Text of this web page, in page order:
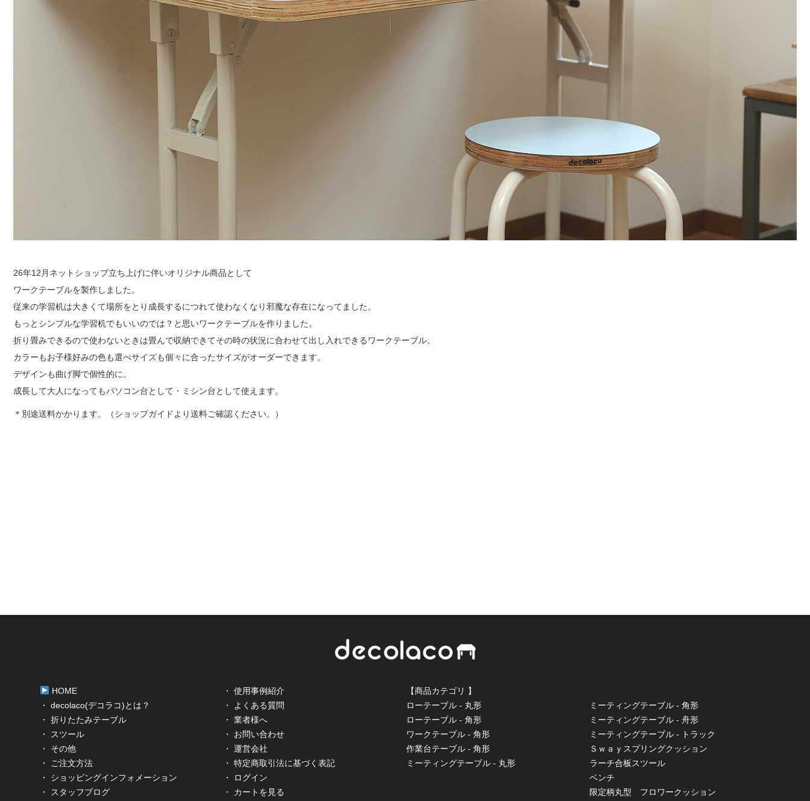
26年12月ネットショップ立ち上げに伴いオリジナル商品として
ワークテーブルを製作しました。
従来の学習机は大きくて場所をとり成長するにつれて使わなくなり邪魔な存在になってました。
もっとシンプルな学習机でもいいのでは？と思いワークテーブルを作りました。
折り畳みできるので使わないときは畳んで収納できてその時の状況に合わせて出し入れできるワークテーブル。
カラーもお子様好みの色も選べサイズも個々に合ったサイズがオーダーできます。
デザインも曲げ脚で個性的に。
成長して大人になってもパソコン台として・ミシン台として使えます。
＊別途送料かかります。（ショップガイドより送料ご確認ください。）
HOME
・ decolaco(デコラコ)とは？
・ 折りたたみテーブル
・ スツール
・ その他
・ ご注文方法
・ ショッピングインフォメーション
・ スタッフブログ
・ 使用事例紹介
・ よくある質問
・ 業者様へ
・ お問い合わせ
・ 運営会社
・ 特定商取引法に基づく表記
・ ログイン
・ カートを見る
【商品カテゴリ 】
ローテーブル - 丸形
ローテーブル - 角形
ワークテーブル - 角形
作業台テーブル - 角形
ミーティングテーブル - 丸形
ミーティングテーブル - 角形
ミーティングテーブル - 舟形
ミーティングテーブル - トラック
Ｓｗａｙスプリングクッション
ラーチ合板スツール
ベンチ
限定柄丸型 フロワークッション